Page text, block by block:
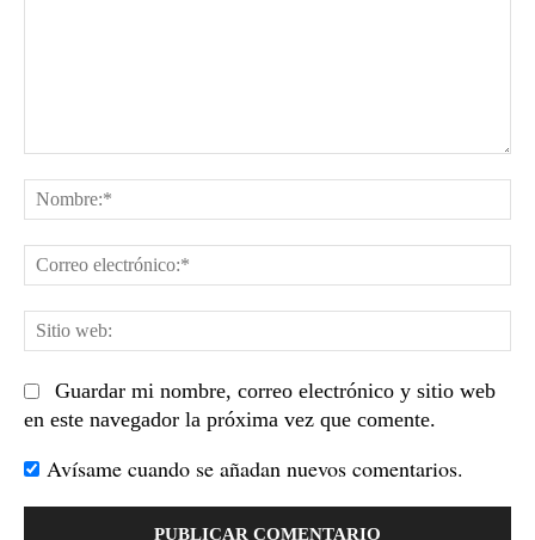
Guardar mi nombre, correo electrónico y sitio web
en este navegador la próxima vez que comente.
Avísame cuando se añadan nuevos comentarios.